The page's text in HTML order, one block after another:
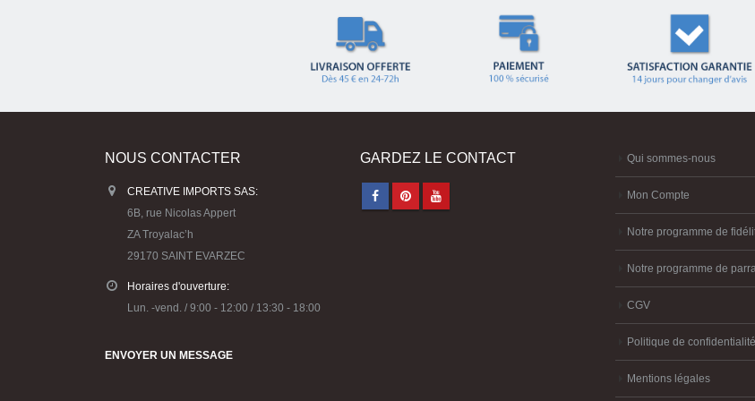
6B, rue Nicolas Appert
ZA Troyalac’h
29170 SAINT EVARZEC
Lun. -vend. / 9:00 - 12:00 / 13:30 - 18:00
Mon Compte
Notre programme de
Notre programme de
CGV
Politique de confidentialité
Mentions légales